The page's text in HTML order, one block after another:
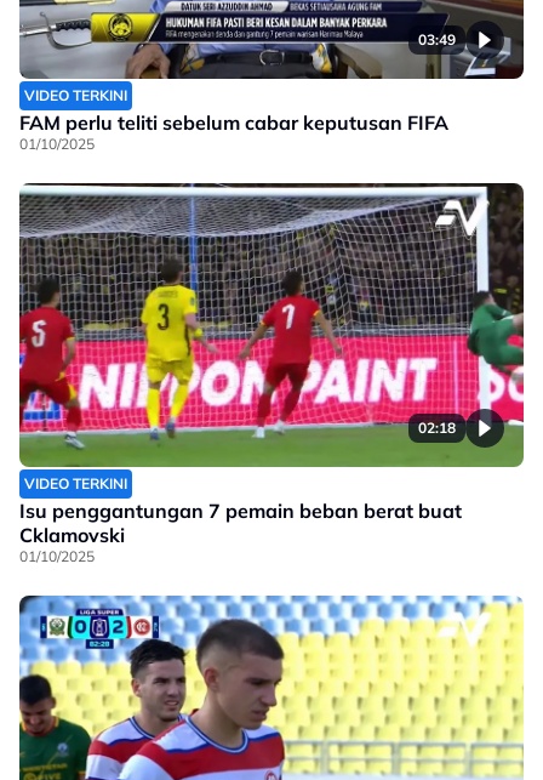
03:49
VIDEO TERKINI
FAM perlu teliti sebelum cabar keputusan FIFA
01/10/2025
02:18
VIDEO TERKINI
Isu penggantungan 7 pemain beban berat buat
Cklamovski
01/10/2025